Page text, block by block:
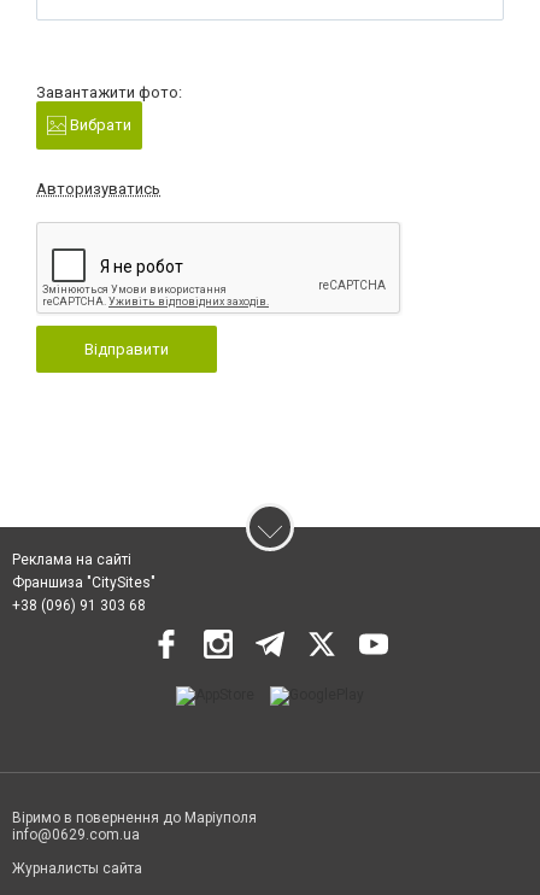
Завантажити фото:
Вибрати
Авторизуватись
Відправити
Реклама на сайті
Франшиза "CitySites"
+38 (096) 91 303 68
Віримо в повернення до Маріуполя
info@0629.com.ua
Журналисты сайта